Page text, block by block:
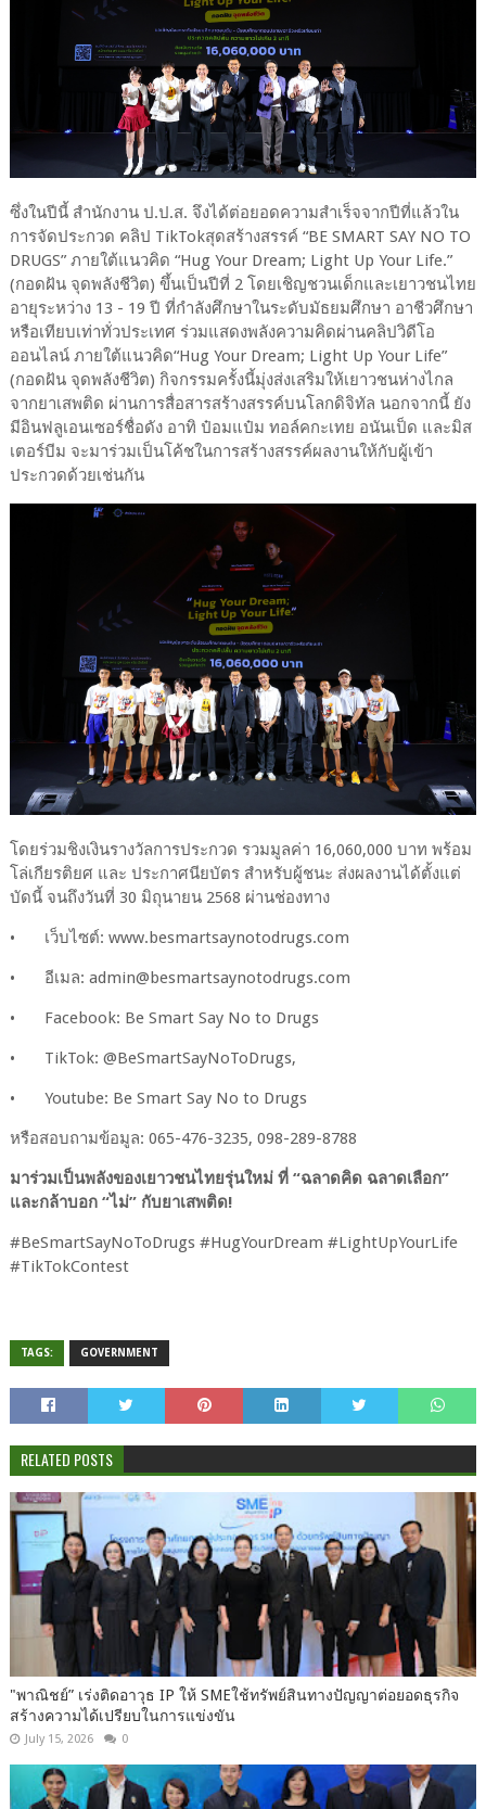
ซึ่งในปีนี้ สำนักงาน ป.ป.ส. จึงได้ต่อยอดความสำเร็จจากปีที่แล้วใน
การจัดประกวด คลิป TikTokสุดสร้างสรรค์ “BE SMART SAY NO TO
DRUGS” ภายใต้แนวคิด “Hug Your Dream; Light Up Your Life.”
(กอดฝัน จุดพลังชีวิต) ขึ้นเป็นปีที่ 2 โดยเชิญชวนเด็กและเยาวชนไทย
อายุระหว่าง 13 - 19 ปี ที่กำลังศึกษาในระดับมัธยมศึกษา อาชีวศึกษา
หรือเทียบเท่าทั่วประเทศ ร่วมแสดงพลังความคิดผ่านคลิปวิดีโอ
ออนไลน์ ภายใต้แนวคิด“Hug Your Dream; Light Up Your Life”
(กอดฝัน จุดพลังชีวิต) กิจกรรมครั้งนี้มุ่งส่งเสริมให้เยาวชนห่างไกล
จากยาเสพติด ผ่านการสื่อสารสร้างสรรค์บนโลกดิจิทัล นอกจากนี้ ยัง
มีอินฟลูเอนเซอร์ชื่อดัง อาทิ ป๋อมแป๋ม ทอล์คกะเทย อนันเป็ด และมิส
เตอร์บีม จะมาร่วมเป็นโค้ชในการสร้างสรรค์ผลงานให้กับผู้เข้า
ประกวดด้วยเช่นกัน
โดยร่วมชิงเงินรางวัลการประกวด รวมมูลค่า 16,060,000 บาท พร้อม
โล่เกียรติยศ และ ประกาศนียบัตร สำหรับผู้ชนะ ส่งผลงานได้ตั้งแต่
บัดนี้ จนถึงวันที่ 30 มิถุนายน 2568 ผ่านช่องทาง
• เว็บไซต์: www.besmartsaynotodrugs.com
• อีเมล: admin@besmartsaynotodrugs.com
• Facebook: Be Smart Say No to Drugs
• TikTok: @BeSmartSayNoToDrugs,
• Youtube: Be Smart Say No to Drugs
หรือสอบถามข้อมูล: 065-476-3235, 098-289-8788
มาร่วมเป็นพลังของเยาวชนไทยรุ่นใหม่ ที่ “ฉลาดคิด ฉลาดเลือก”
และกล้าบอก “ไม่” กับยาเสพติด!
#BeSmartSayNoToDrugs #HugYourDream #LightUpYourLife
#TikTokContest
TAGS: GOVERNMENT
RELATED POSTS
"พาณิชย์” เร่งติดอาวุธ IP ให้ SMEใช้ทรัพย์สินทางปัญญาต่อยอดธุรกิจ
สร้างความได้เปรียบในการแข่งขัน
July 15, 2026 0